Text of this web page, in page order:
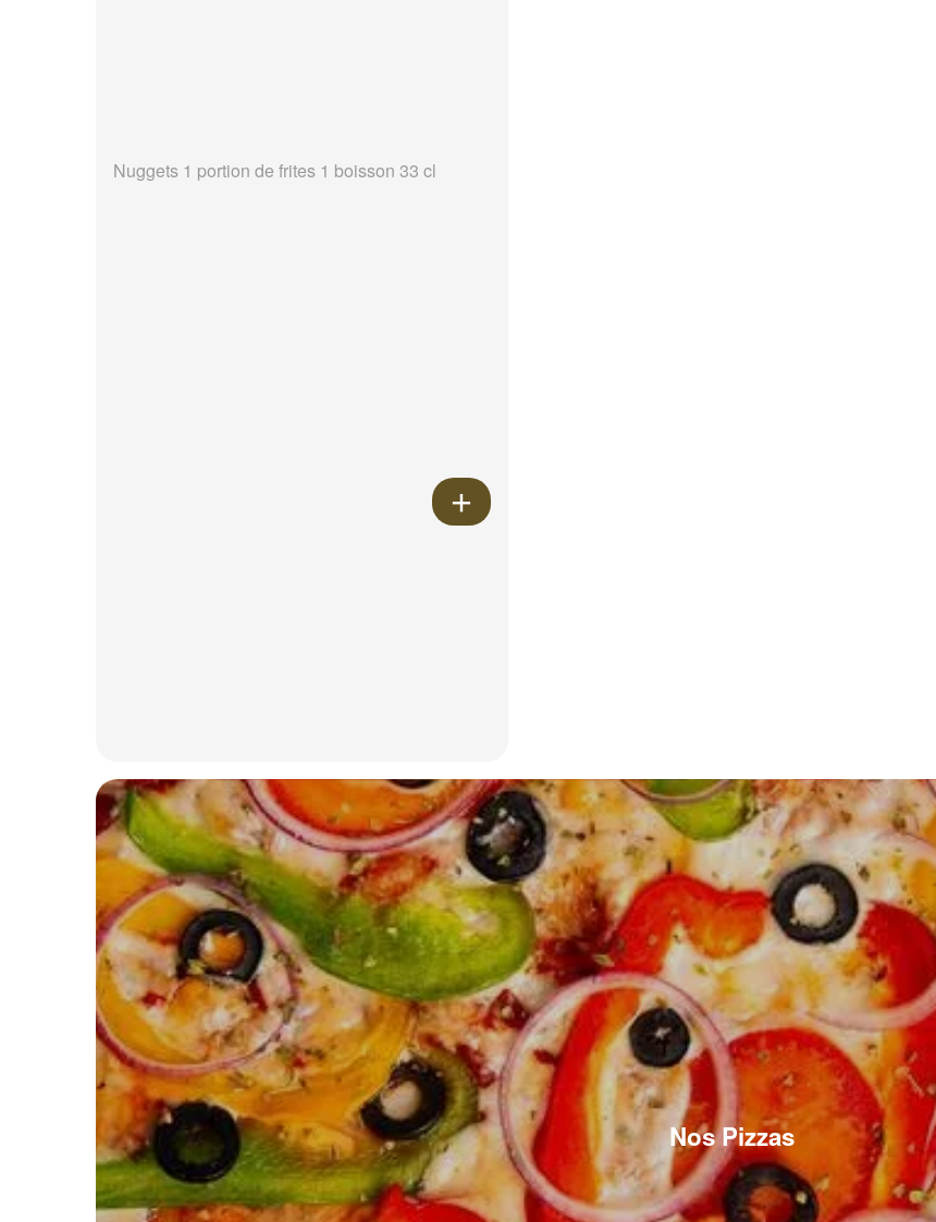
Nuggets 1 portion de frites 1 boisson 33 cl
Nos Pizzas